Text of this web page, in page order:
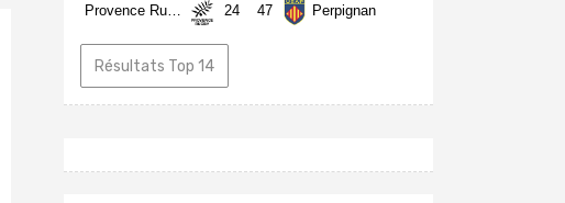
Provence Rugby 24 47 Perpignan
Résultats Top 14